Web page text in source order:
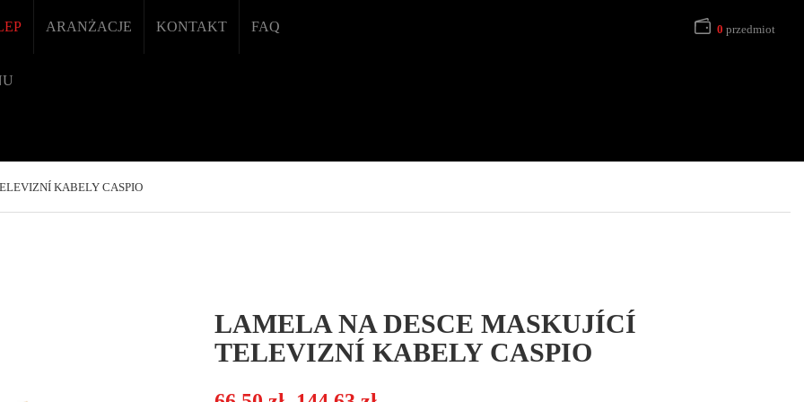
ARANŻACJE KONTAKT FAQ 0 przedmiot
KABELY CASPIO
LAMELA NA DESCE MASKUJÍCÍ
TELEVIZNÍ KABELY CASPIO